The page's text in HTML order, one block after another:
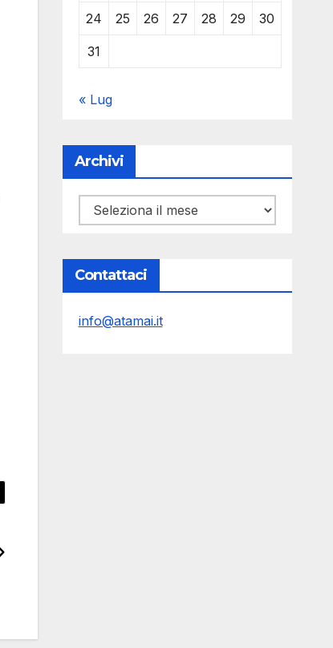
24 25 26 27 28 29 30
31
« Lug
Archivi
Archivi
Contattaci
info@atamai.it